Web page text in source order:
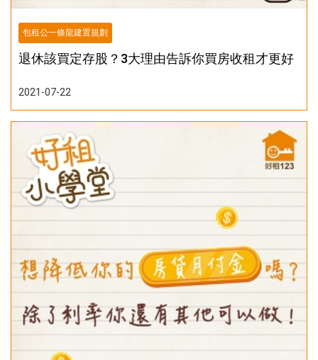
包租公一條龍建置規劃
退休該買定存股？3大理由告訴你買房收租才更好
2021-07-22